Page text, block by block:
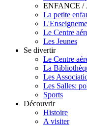
ENFANCE /
La petite
Le Centre
Les Jeunes
Se divertir
Le Centre
La
Les
Les Salles:
Sports
Découvrir
Histoire
A visiter